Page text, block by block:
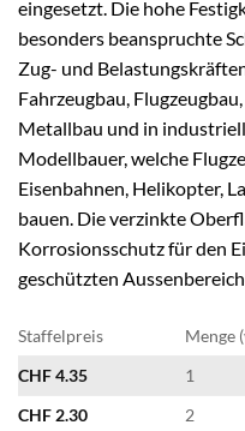
eingesetzt. Die hohe
besonders beanspruchte
Zug- und
Fahrzeugbau,
Metallbau und in
Modellbauer, welche
Eisenbahnen, Helikopter,
bauen. Die verzinkte
Korrosionsschutz für den
geschützten
Staffelpreis Menge
CHF4.35 1
CHF 2.30 2